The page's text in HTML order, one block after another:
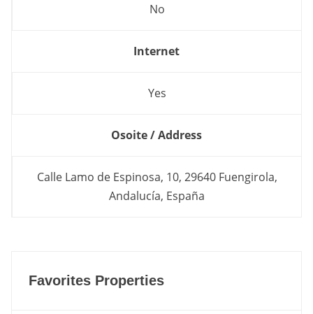
No
Internet
Yes
Osoite / Address
Calle Lamo de Espinosa, 10, 29640 Fuengirola,
Andalucía, España
Favorites Properties